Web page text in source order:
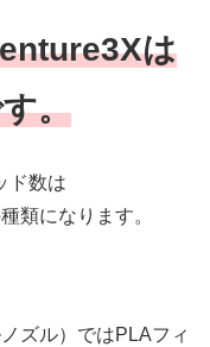
は
。
ド数は
類になります。
ズル）ではPLAフィ